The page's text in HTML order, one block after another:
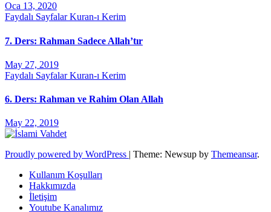
Oca 13, 2020
Faydalı SayfalarKuran-ı Kerim
7. Ders: Rahman Sadece Allah’tır
May 27, 2019
Faydalı SayfalarKuran-ı Kerim
6. Ders: Rahman ve Rahim Olan Allah
May 22, 2019
Proudly powered by WordPress Theme: Newsup by Themeansar.
Kullanım Koşulları
Hakkımızda
İletişim
Youtube Kanalımız